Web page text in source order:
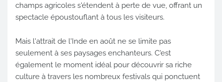
champs agricoles s'étendent à perte de vue, offrant un
spectacle époustouflant à tous les visiteurs.
Mais l'attrait de l'Inde en août ne se limite pas
seulement à ses paysages enchanteurs. C'est
également le moment idéal pour découvrir sa riche
culture à travers les nombreux festivals qui ponctuent